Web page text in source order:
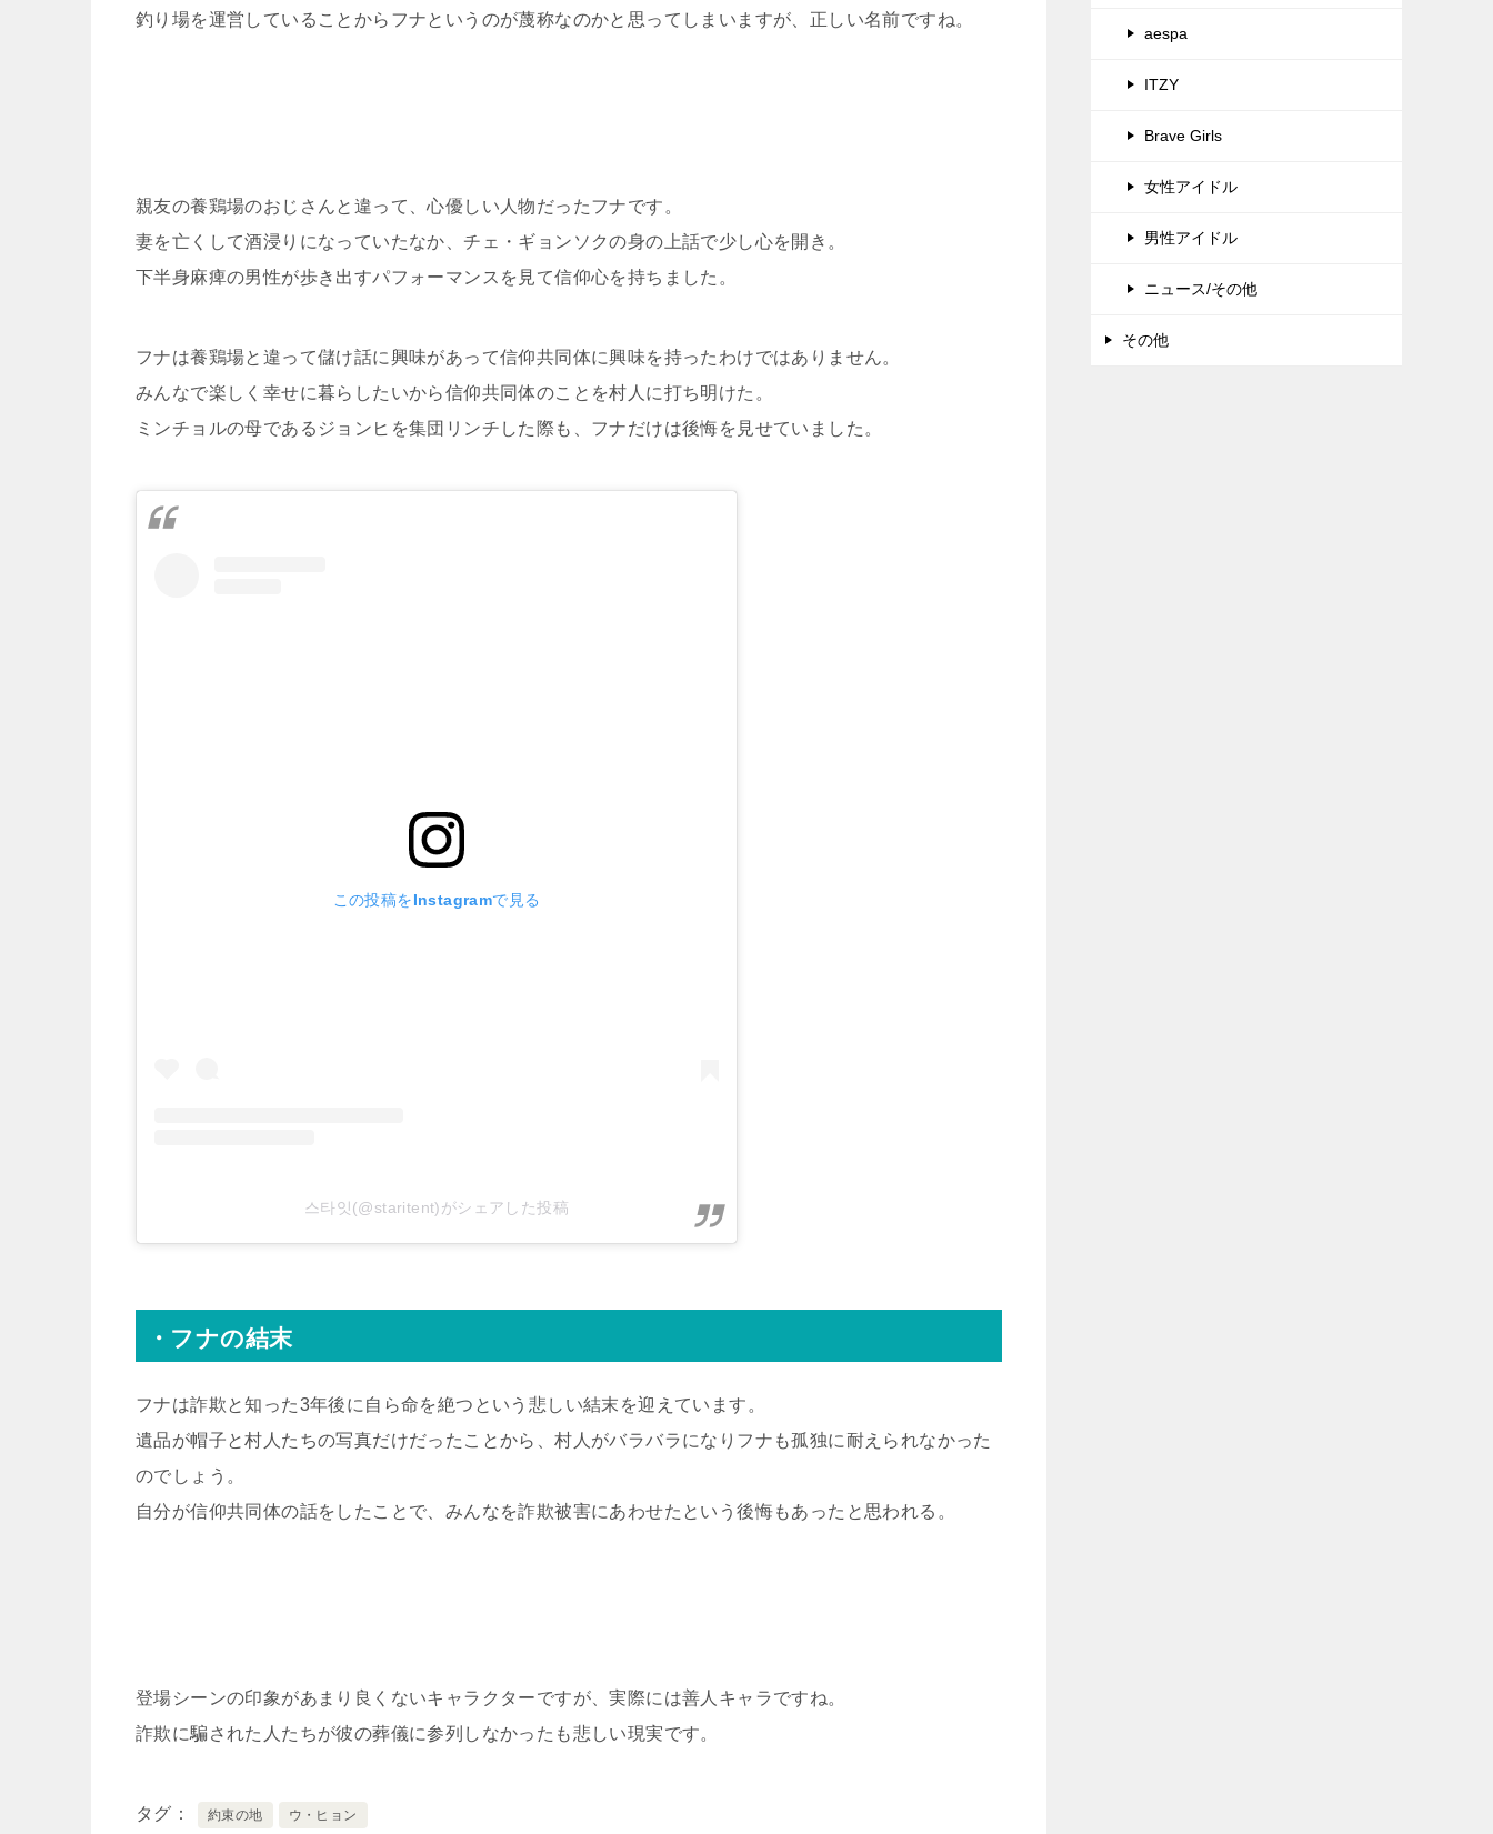
釣り場を運営していることからフナというのが蔑称なのかと思ってしまいますが、正しい名前ですね。
親友の養鶏場のおじさんと違って、心優しい人物だったフナです。
妻を亡くして酒浸りになっていたなか、チェ・ギョンソクの身の上話で少し心を開き。
下半身麻痺の男性が歩き出すパフォーマンスを見て信仰心を持ちました。
フナは養鶏場と違って儲け話に興味があって信仰共同体に興味を持ったわけではありません。
みんなで楽しく幸せに暮らしたいから信仰共同体のことを村人に打ち明けた。
ミンチョルの母であるジョンヒを集団リンチした際も、フナだけは後悔を見せていました。
この投稿をInstagramで見る
스타잇(@staritent)がシェアした投稿
・フナの結末
フナは詐欺と知った3年後に自ら命を絶つという悲しい結末を迎えています。
遺品が帽子と村人たちの写真だけだったことから、村人がバラバラになりフナも孤独に耐えられなかった
のでしょう。
自分が信仰共同体の話をしたことで、みんなを詐欺被害にあわせたという後悔もあったと思われる。
登場シーンの印象があまり良くないキャラクターですが、実際には善人キャラですね。
詐欺に騙された人たちが彼の葬儀に参列しなかったも悲しい現実です。
タグ 約束の地 ウ・ヒョン
aespa
ITZY
Brave Girls
女性アイドル
男性アイドル
ニュース/その他
その他